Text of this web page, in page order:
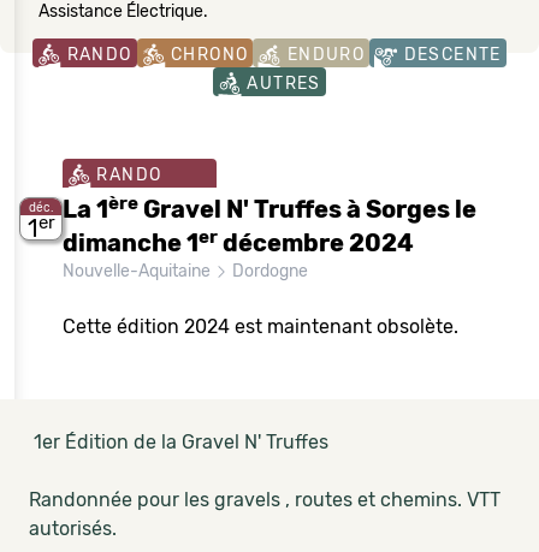
Assistance Électrique.
RANDO CHRONO ENDURO
DESCENTE
AUTRES
déc.
1er
RANDO
La 1ère Gravel N' Truffes à Sorges le
dimanche 1er décembre 2024
Nouvelle-Aquitaine Dordogne
Cette édition 2024 est maintenant obsolète.
1er Édition de la Gravel N' Truffes
Randonnée pour les gravels , routes et chemins. VTT
autorisés.